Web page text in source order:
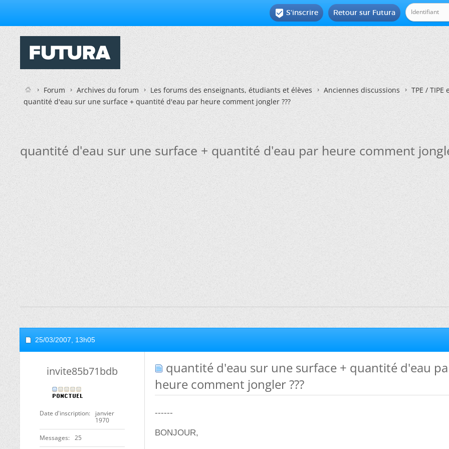
Retour sur Futura
 S'inscrire
Forum Archives du forum Les forums des enseignants, étudiants et élèves Anciennes discussions
TPE /
quantité d'eau sur une surface + quantité d'eau par heure comment jongler ???
quantité d'eau sur une surface + quantité d'eau par heure comment
25/03/2007, 13h05
invite85b71bdb
Date d'inscription
janvier
1970
Messages 25
quantité d'eau sur une surface + quantité d'eau
heure comment jongler ???
------
BONJOUR,